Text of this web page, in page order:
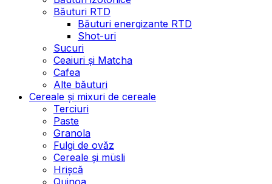
Băuturi RTD
Băuturi energizante RTD
Shot-uri
Sucuri
Ceaiuri și Matcha
Cafea
Alte băuturi
Cereale și mixuri de cereale
Terciuri
Paste
Granola
Fulgi de ovăz
Cereale și müsli
Hrișcă
Quinoa